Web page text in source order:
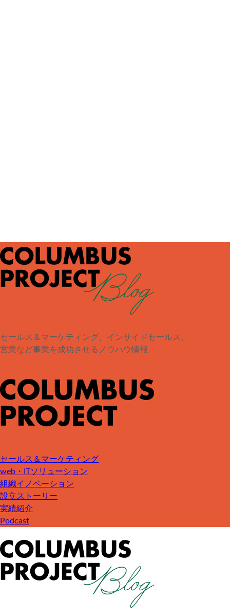
セールス＆マーケティング、インサイドセールス、
営業など事業を成功させるノウハウ情報
セールス＆マーケティング
web・ITソリューション
組織イノベーション
設立ストーリー
実績紹介
Podcast